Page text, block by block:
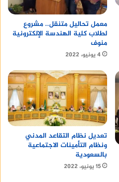
معمل تحاليل متنقل.. مشروع
لطلاب كلية الهندسة الإلكترونية
منوف
4 يونيو، 2022
تعديل نظام التقاعد المدني
ونظام التأمينات الاجتماعية
بالسعودية
15 يونيو، 2022